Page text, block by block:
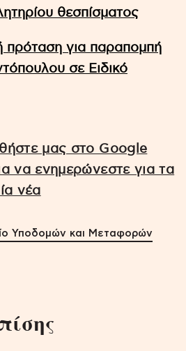
θεσπίσματος
πρόταση για παραπομπή
σε Ειδικό
μας στο Google
να ενημερώνεστε για τα
νέα
Υποδομών και Μεταφορών